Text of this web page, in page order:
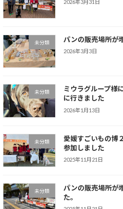
2026年3月31日
未分類 パンの販売場所が
2026年3月3日
未分類
ミウラグループ様
に行きました
2026年1月13日
未分類
愛媛すごいもの博
参加しました
2025年11月21日
未分類
パンの販売場所が
た。